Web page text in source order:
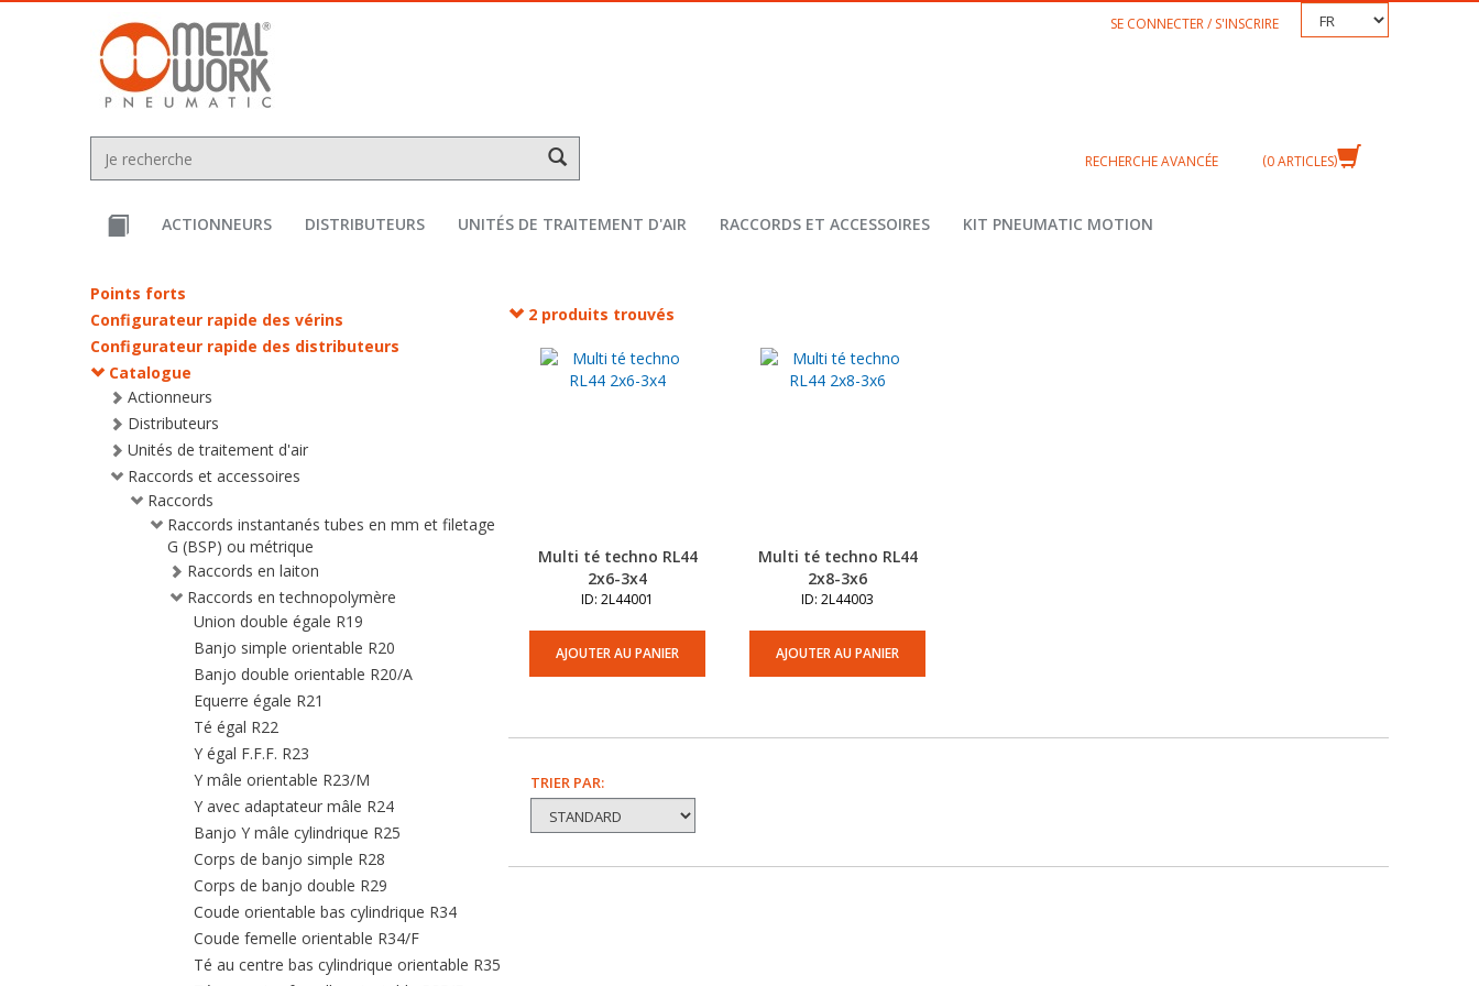
text.skipToContent
text.skipToNavigation
SE CONNECTER / S'INSCRIRE
RECHERCHE AVANCÉE 0ARTICLES
ACTIONNEURS DISTRIBUTEURS UNITÉS DE TRAITEMENT D'AIR RACCORDS ET ACCESSOIRES KIT PNEUMATIC MOTION
Points forts
Configurateur rapide des vérins
Configurateur rapide des distributeurs
Catalogue
Actionneurs
Distributeurs
Unités de traitement d'air
Raccords et accessoires
Raccords
Raccords instantanés tubes en mm et filetage
G (BSP) ou métrique
Raccords en laiton
Raccords en technopolymère
Union double égale R19
Banjo simple orientable R20
Banjo double orientable R20/A
Equerre égale R21
Té égal R22
Y égal F.F.F. R23
Y mâle orientable R23/M
Y avec adaptateur mâle R24
Banjo Y mâle cylindrique R25
Corps de banjo simple R28
Corps de banjo double R29
Coude orientable bas cylindrique R34
Coude femelle orientable R34/F
Té au centre bas cylindrique orientable R35
2 produits trouvés
Multi té techno RL44
2x6-3x4
ID: 2L44001
AJOUTER AU PANIER
Multi té techno RL44
2x8-3x6
ID: 2L44003
AJOUTER AU PANIER
TRIER PAR: